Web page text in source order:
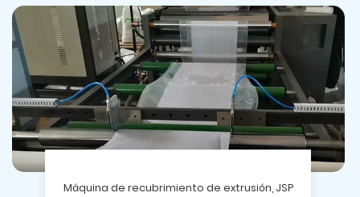
Máquina de recubrimiento de extrusión, JSP